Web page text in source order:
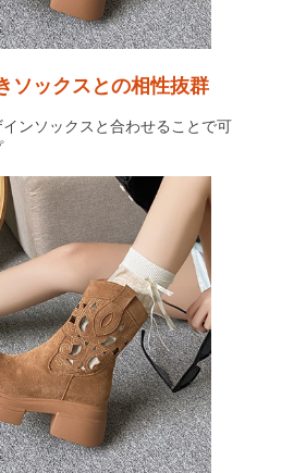
ソックスとの相性抜群
ンソックスと合わせることで可